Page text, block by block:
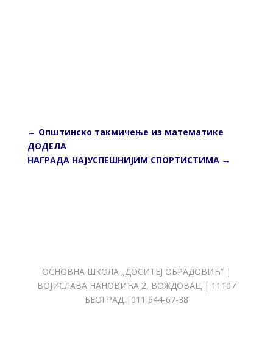
← Општинско такмичење из математике
ДОДЕЛА
НАГРАДА НАЈУСПЕШНИЈИМ СПОРТИСТИМА→
ОСНОВНА ШКОЛА „ДОСИТЕЈ ОБРАДОВИЋ” |
ВОЈИСЛАВА НАНОВИЋА 2, ВОЖДОВАЦ | 11107
БЕОГРАД |011 644-67-38